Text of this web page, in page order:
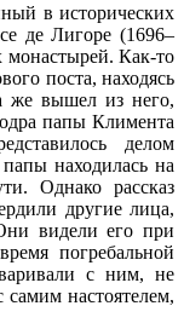
в исторических
де Лигоре (1696–
монастырей. Как-то
поста, находясь
же вышел из него,
папы Климента
делом
находилась на
Однако рассказ
другие лица,
видели его при
погребальной
с ним, не
настоятелем,